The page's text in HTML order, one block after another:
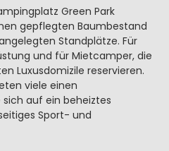
Green Park
gepflegten Baumbestand
Standplätze. Für
und für Mietcamper, die
Luxusdomizile reservieren.
viele einen
sich auf ein beheiztes
Sport- und